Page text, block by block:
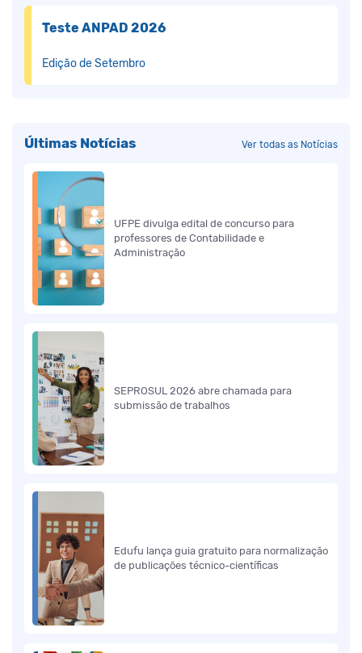
Teste ANPAD 2026
Edição de Setembro
Últimas Notícias Ver todas as Notícias
UFPE divulga edital de concurso para
professores de Contabilidade e
Administração
SEPROSUL 2026 abre chamada para
submissão de trabalhos
Edufu lança guia gratuito para normalização
de publicações técnico-científicas